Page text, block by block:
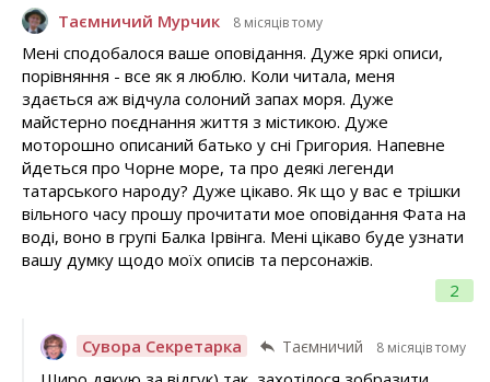
Таємничий Мурчик 8 місяців тому
2
Мені сподобалося ваше оповідання. Дуже яркі описи,
порівняння - все як я люблю. Коли читала, меня
здається аж відчула солоний запах моря. Дуже
майстерно поєднання життя з містикою. Дуже
моторошно описаний батько у сні Григория. Напевне
йдеться про Чорне море, та про деякі легенди
татарського народу? Дуже цікаво. Як що у вас е трішки
вільного часу прошу прочитати мое оповідання Фата на
воді, воно в групі Балка Ірвінга. Мені цікаво буде узнати
вашу думку щодо моїх описів та персонажів.
Сувора Секретарка Таємничий 8 місяців тому